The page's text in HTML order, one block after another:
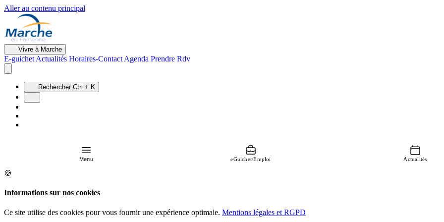
Aller au contenu principal
Vivre à Marche
E-guichet Actualités Horaires-Contact Agenda Prendre Rdv
Rechercher Ctrl + K
Menu eGuichet/Emploi Actualités
🍪
Informations sur nos cookies
Ce site utilise des cookies pour vous fournir une expérience optimale. Mentions légales et RGPD